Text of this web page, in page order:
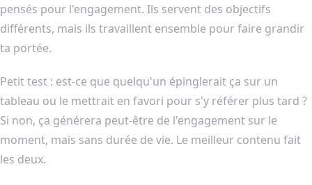
pensés pour l'engagement. Ils servent des objectifs
différents, mais ils travaillent ensemble pour faire grandir
ta portée.
Petit test : est-ce que quelqu'un épinglerait ça sur un
tableau ou le mettrait en favori pour s'y référer plus tard ?
Si non, ça générera peut-être de l'engagement sur le
moment, mais sans durée de vie. Le meilleur contenu fait
les deux.